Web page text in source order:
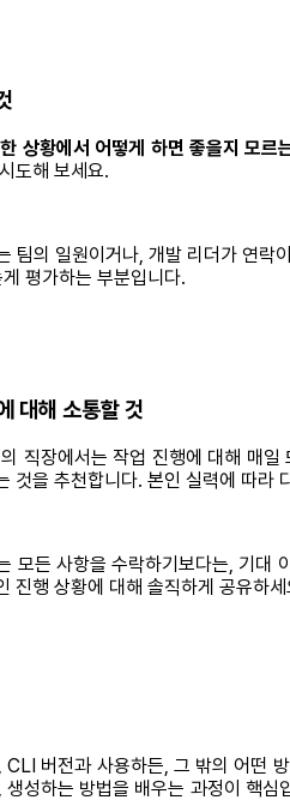
상황에서 어떻게 하면 좋을지 모르
도해 보세요.
팀의 일원이거나, 개발 리더가 연
평가하는 부분입니다.
대해 소통할 것
직장에서는 작업 진행에 대해 매
것을 추천합니다. 본인 실력에 따
모든 사항을 수락하기보다는, 기대
진행 상황에 대해 솔직하게 공유하세
버전과 사용하든, 그 밖의 어떤
하는 방법을 배우는 과정이 핵심